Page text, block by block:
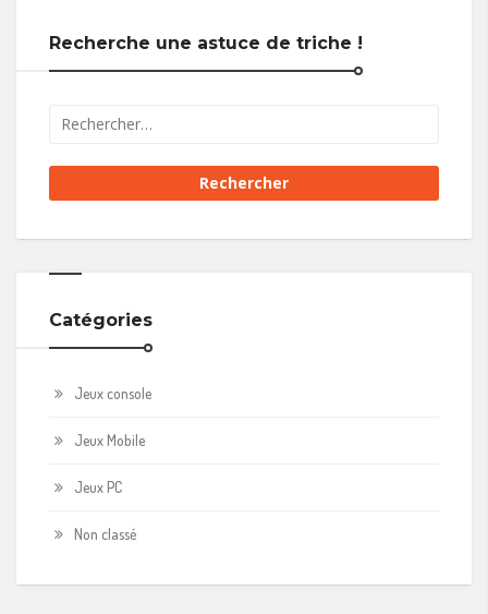
Recherche une astuce de triche !
Catégories
Jeux console
Jeux Mobile
Jeux PC
Non classé